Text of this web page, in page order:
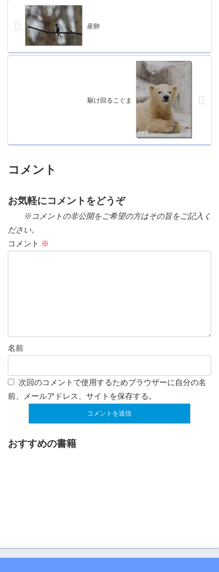
産卵
駆け回るこぐま
コメント
お気軽にコメントをどうぞ
※コメントの非公開をご希望の方はその旨をご記入く
ださい。
コメント ※
名前
次回のコメントで使用するためブラウザーに自分の名
前、メールアドレス、サイトを保存する。
おすすめの書籍